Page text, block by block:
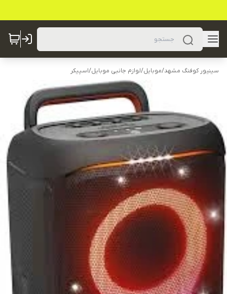
سینیور کوفنگ مشهد/موبایل/لوازم جانبی موبایل/اسپیکر